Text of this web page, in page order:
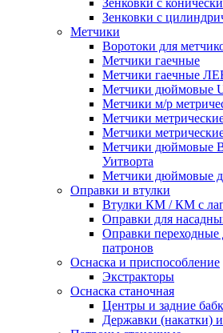
Зенковки с
Зенковки с
Метчики
Воротоки для
Метчики гаечные
Метчики гаечные
Метчики дюймовые
Метчики м/р
Метчики
Метчики
Метчики дюймовые
Уитворта
Метчики дюймовые
Оправки и втулки
Втулки КМ / КМ с
Оправки для
Оправки переходные
патронов
Оснаска и приспособление
Экстракторы
Оснаска станочная
Центры и задние
Державки (накатки)